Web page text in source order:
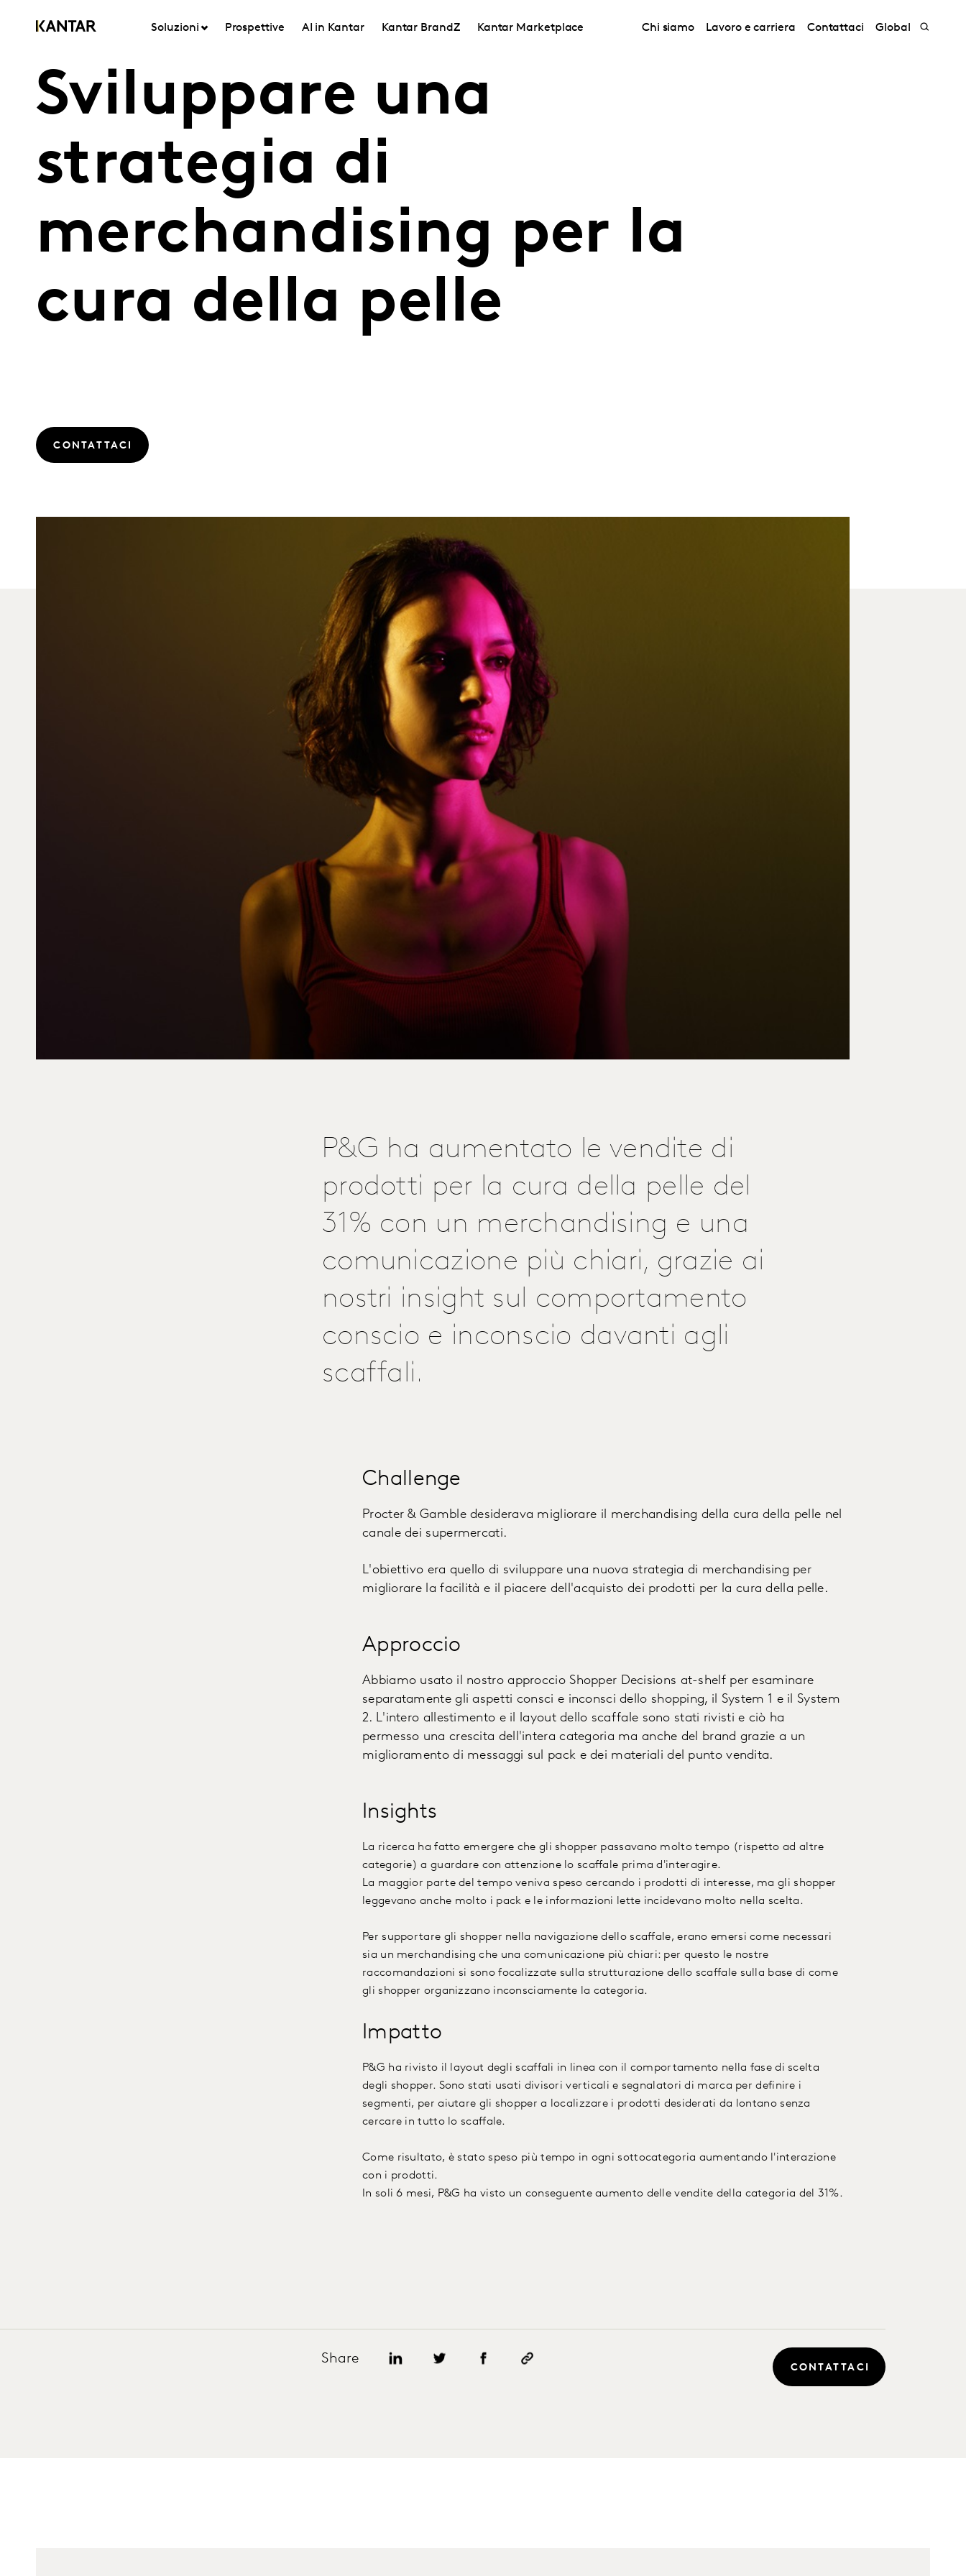
Soluzioni Prospettive AI in Kantar Kantar BrandZ Kantar Marketplace Chi siamo Lavoro e carriera Contattaci Global
Sviluppare una
strategia di
merchandising per la
cura della pelle
CONTATTACI
P&G ha aumentato le vendite di
prodotti per la cura della pelle del
31% con un merchandising e una
comunicazione più chiari, grazie ai
nostri insight sul comportamento
conscio e inconscio davanti agli
scaffali.
Challenge
Procter & Gamble desiderava migliorare il merchandising della cura della pelle nel
canale dei supermercati.
L'obiettivo era quello di sviluppare una nuova strategia di merchandising per
migliorare la facilità e il piacere dell'acquisto dei prodotti per la cura della pelle.
Approccio
Abbiamo usato il nostro approccio Shopper Decisions at-shelf per esaminare
separatamente gli aspetti consci e inconsci dello shopping, il System 1 e il System
2. L'intero allestimento e il layout dello scaffale sono stati rivisti e ciò ha
permesso una crescita dell'intera categoria ma anche del brand grazie a un
miglioramento di messaggi sul pack e dei materiali del punto vendita.
Insights
La ricerca ha fatto emergere che gli shopper passavano molto tempo (rispetto ad altre
categorie) a guardare con attenzione lo scaffale prima d'interagire.
La maggior parte del tempo veniva speso cercando i prodotti di interesse, ma gli shopper
leggevano anche molto i pack e le informazioni lette incidevano molto nella scelta.
Per supportare gli shopper nella navigazione dello scaffale, erano emersi come necessari
sia un merchandising che una comunicazione più chiari: per questo le nostre
raccomandazioni si sono focalizzate sulla strutturazione dello scaffale sulla base di come
gli shopper organizzano inconsciamente la categoria.
Impatto
P&G ha rivisto il layout degli scaffali in linea con il comportamento nella fase di scelta
degli shopper. Sono stati usati divisori verticali e segnalatori di marca per definire i
segmenti, per aiutare gli shopper a localizzare i prodotti desiderati da lontano senza
cercare in tutto lo scaffale.
Come risultato, è stato speso più tempo in ogni sottocategoria aumentando l'interazione
con i prodotti.
In soli 6 mesi, P&G ha visto un conseguente aumento delle vendite della categoria del 31%.
Share
CONTATTACI